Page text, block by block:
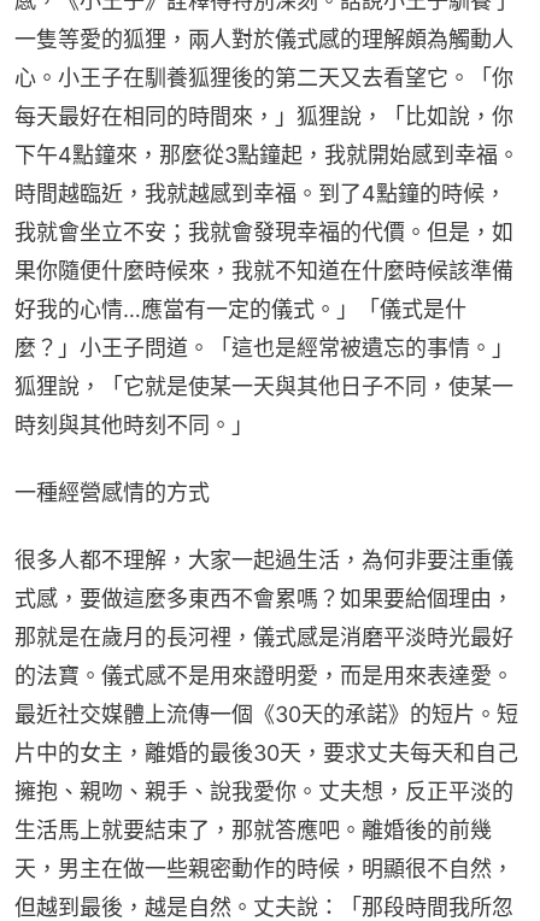
一隻等愛的狐狸，兩人對於儀式感的理解頗為觸動人
心。小王子在馴養狐狸後的第二天又去看望它。「你
每天最好在相同的時間來，」狐狸說，「比如說，你
下午4點鐘來，那麼從3點鐘起，我就開始感到幸福。
時間越臨近，我就越感到幸福。到了4點鐘的時候，
我就會坐立不安；我就會發現幸福的代價。但是，如
果你隨便什麼時候來，我就不知道在什麼時候該準備
好我的心情…應當有一定的儀式。」「儀式是什
麼？」小王子問道。「這也是經常被遺忘的事情。」
狐狸說，「它就是使某一天與其他日子不同，使某一
時刻與其他時刻不同。」
一種經營感情的方式
很多人都不理解，大家一起過生活，為何非要注重儀
式感，要做這麼多東西不會累嗎？如果要給個理由，
那就是在歲月的長河裡，儀式感是消磨平淡時光最好
的法寶。儀式感不是用來證明愛，而是用來表達愛。
最近社交媒體上流傳一個《30天的承諾》的短片。短
片中的女主，離婚的最後30天，要求丈夫每天和自己
擁抱、親吻、親手、說我愛你。丈夫想，反正平淡的
生活馬上就要結束了，那就答應吧。離婚後的前幾
天，男主在做一些親密動作的時候，明顯很不自然，
但越到最後，越是自然。丈夫說：「那段時間我所忽